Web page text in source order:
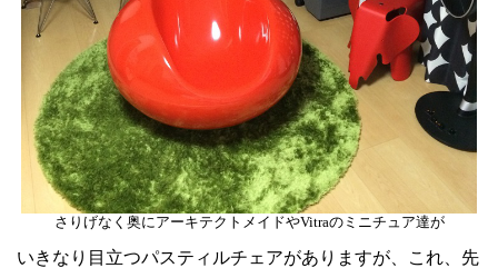
さりげなく奥にアーキテクトメイドやVitraのミニチュア達が
いきなり目立つパスティルチェアがありますが、これ、先